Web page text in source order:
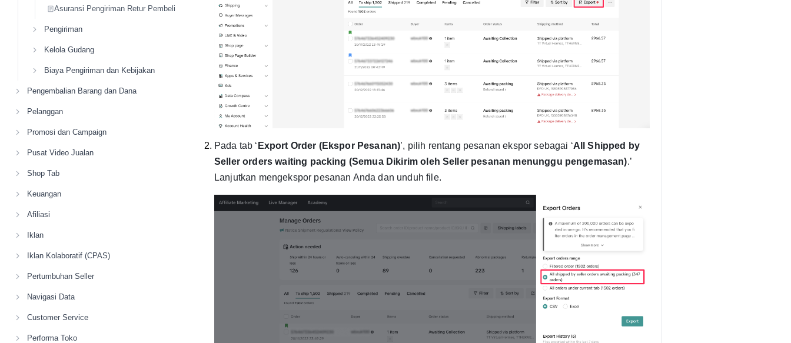
Asuransi Pengiriman Retur Pembeli
Pengiriman
Kelola Gudang
Biaya Pengiriman dan Kebijakan
Pengembalian Barang dan Dana
Pelanggan
Promosi dan Campaign
Pusat Video Jualan
Shop Tab
Keuangan
Afiliasi
Iklan
Iklan Kolaboratif (CPAS)
Pertumbuhan Seller
Navigasi Data
Customer Service
Performa Toko
Pada tab ‘ Export Order (Ekspor Pesanan)’, pilih rentang pesanan ekspor sebagai ‘All Shipped by
Seller orders waiting packing (Semua Dikirim oleh Seller pesanan menunggu pengemasan).’
Lanjutkan mengekspor pesanan Anda dan unduh file.